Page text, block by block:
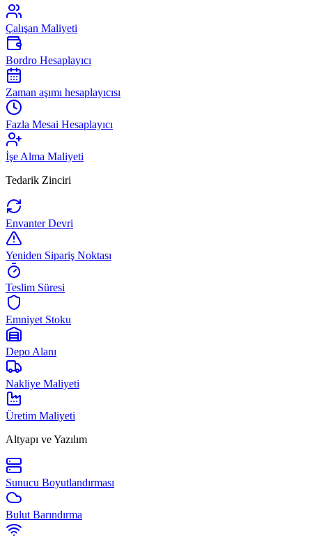
Çalışan Maliyeti
Bordro Hesaplayıcı
Zaman aşımı hesaplayıcısı
Fazla Mesai Hesaplayıcı
İşe Alma Maliyeti
Tedarik Zinciri
Envanter Devri
Yeniden Sipariş Noktası
Teslim Süresi
Emniyet Stoku
Depo Alanı
Nakliye Maliyeti
Üretim Maliyeti
Altyapı ve Yazılım
Sunucu Boyutlandırması
Bulut Barındırma